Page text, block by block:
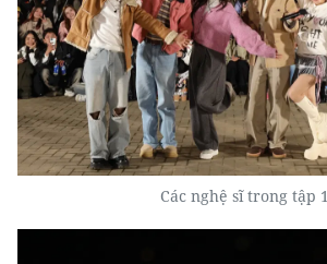
Các nghệ sĩ trong tập 1